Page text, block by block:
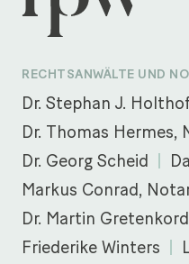
RECHTSANWÄLTE UND
Dr. Stephan J.
Dr. Thomas Hermes,
Dr. Georg Scheid
Markus Conrad,
Dr. Martin
Friederike Winters